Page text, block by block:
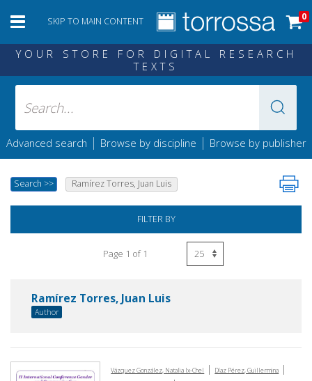
SKIP TO MAIN CONTENT 0
YOUR STORE FOR DIGITAL RESEARCH
TEXTS
Advanced search | Browse by discipline | Browse by publisher
Search >> Ramírez Torres, Juan Luis
FILTER BY
Page 1 of 1
Ramírez Torres, Juan Luis
Author
Vázquez González, Natalia Ix-Chel | Díaz Pérez, Guillermina |